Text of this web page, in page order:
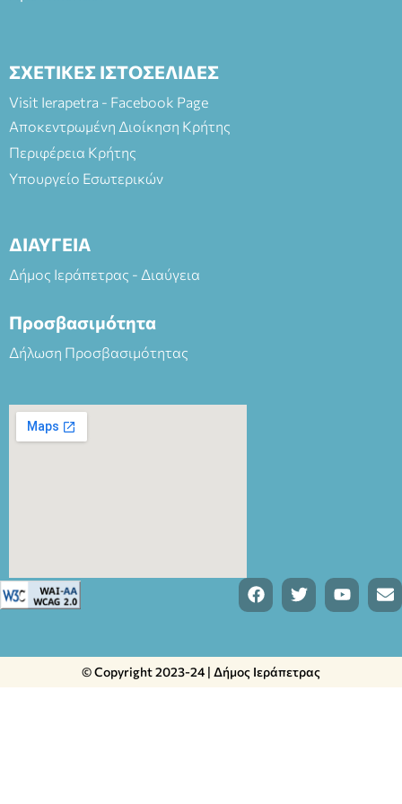
ΣΧΕΤΙΚΕΣ ΙΣΤΟΣΕΛΙΔΕΣ
Visit Ierapetra - Facebook Page
Αποκεντρωμένη Διοίκηση Κρήτης
Περιφέρεια Κρήτης
Υπουργείο Εσωτερικών
ΔΙΑΥΓΕΙΑ
Δήμος Ιεράπετρας - Διαύγεια
Προσβασιμότητα
Δήλωση Προσβασιμότητας
© Copyright 2023-24 | Δήμος Ιεράπετρας